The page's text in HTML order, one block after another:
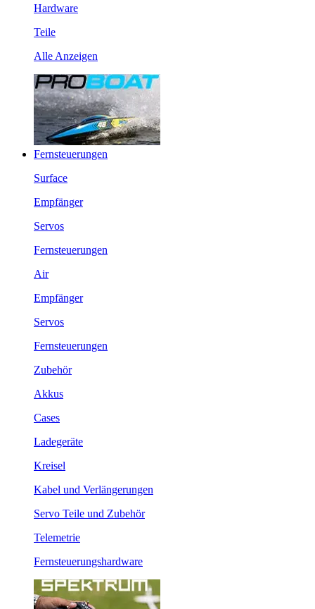
Hardware
Teile
Alle Anzeigen
Fernsteuerungen
Surface
Empfänger
Servos
Fernsteuerungen
Air
Empfänger
Servos
Fernsteuerungen
Zubehör
Akkus
Cases
Ladegeräte
Kreisel
Kabel und Verlängerungen
Servo Teile und Zubehör
Telemetrie
Fernsteuerungshardware